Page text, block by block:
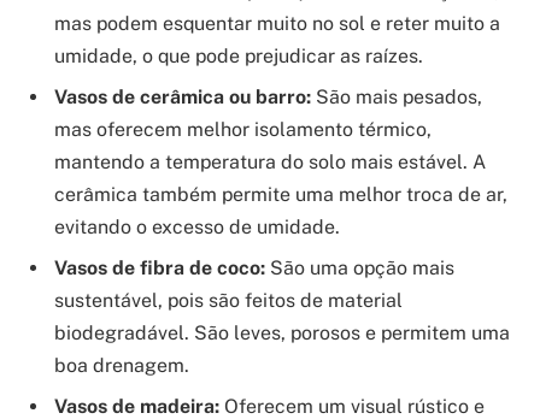
mas podem esquentar muito no sol e reter muito a
umidade, o que pode prejudicar as raízes.
Vasos de cerâmica ou barro: São mais pesados,
mas oferecem melhor isolamento térmico,
mantendo a temperatura do solo mais estável. A
cerâmica também permite uma melhor troca de ar,
evitando o excesso de umidade.
Vasos de fibra de coco: São uma opção mais
sustentável, pois são feitos de material
biodegradável. São leves, porosos e permitem uma
boa drenagem.
Vasos de madeira: Oferecem um visual rústico e